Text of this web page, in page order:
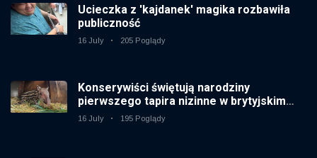
Ucieczka z 'kajdanek' magika rozbawiła
publiczność
16 July 205 Poglądy
Konserywiści świętują narodziny
pierwszego tapira nizinne w brytyjskim
zoo od 14 lat
16 July 195 Poglądy